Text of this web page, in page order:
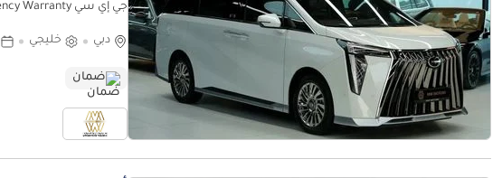
جي إي سي M8 GX 2.0T GX GX Master | GCC 0km | 5 Years Agency Warranty
دبي خليجي
ضمان